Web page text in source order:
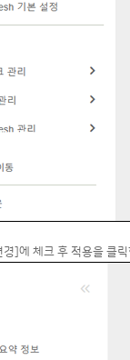
]에 체크 후 적용을 클